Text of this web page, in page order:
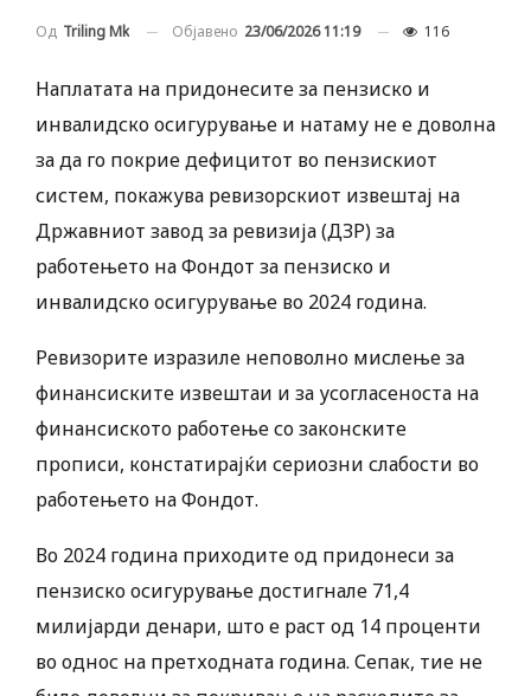
Од Triling Mk Објавено 23/06/2026 11:19 116
Наплатата на придонесите за пензиско и
инвалидско осигурување и натаму не е доволна
за да го покрие дефицитот во пензискиот
систем, покажува ревизорскиот извештај на
Државниот завод за ревизија (ДЗР) за
работењето на Фондот за пензиско и
инвалидско осигурување во 2024 година.
Ревизорите изразиле неповолно мислење за
финансиските извештаи и за усогласеноста на
финансиското работење со законските
прописи, констатирајќи сериозни слабости во
работењето на Фондот.
Во 2024 година приходите од придонеси за
пензиско осигурување достигнале 71,4
милијарди денари, што е раст од 14 проценти
во однос на претходната година. Сепак, тие не